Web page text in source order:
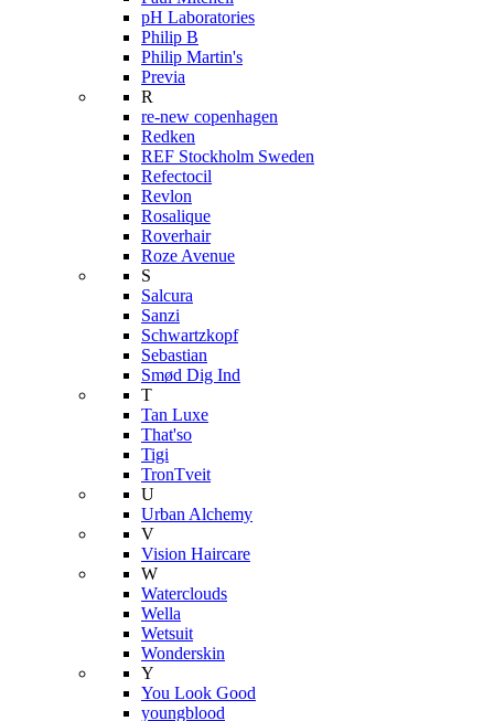
pH Laboratories
Philip B
Philip Martin's
Previa
R
re-new copenhagen
Redken
REF Stockholm Sweden
Refectocil
Revlon
Rosalique
Roverhair
Roze Avenue
S
Salcura
Sanzi
Schwartzkopf
Sebastian
Smød Dig Ind
T
Tan Luxe
That'so
Tigi
TronTveit
U
Urban Alchemy
V
Vision Haircare
W
Waterclouds
Wella
Wetsuit
Wonderskin
Y
You Look Good
youngblood